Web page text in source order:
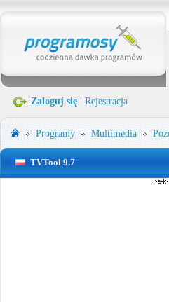
Zaloguj się Rejestracja
Programy Multimedia
TVTool 9.7